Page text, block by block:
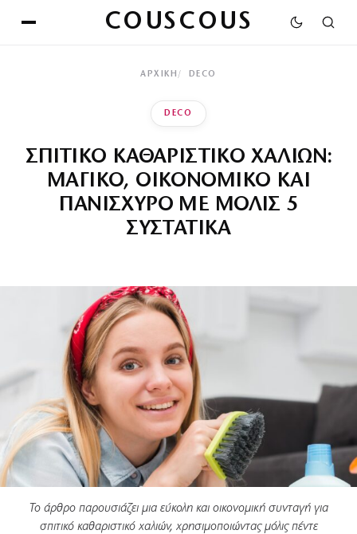
COUSCOUS
ΑΡΧΙΚΉ DECO
DECO
ΣΠΙΤΙΚΟ ΚΑΘΑΡΙΣΤΙΚΟ ΧΑΛΙΩΝ:
ΜΑΓΙΚΟ, ΟΙΚΟΝΟΜΙΚΟ ΚΑΙ
ΠΑΝΙΣΧΥΡΟ ΜΕ ΜΟΛΙΣ 5
ΣΥΣΤΑΤΙΚΑ
Το άρθρο παρουσιάζει μια εύκολη και οικονομική συνταγή για
σπιτικό καθαριστικό χαλιών, χρησιμοποιώντας μόλις πέντε